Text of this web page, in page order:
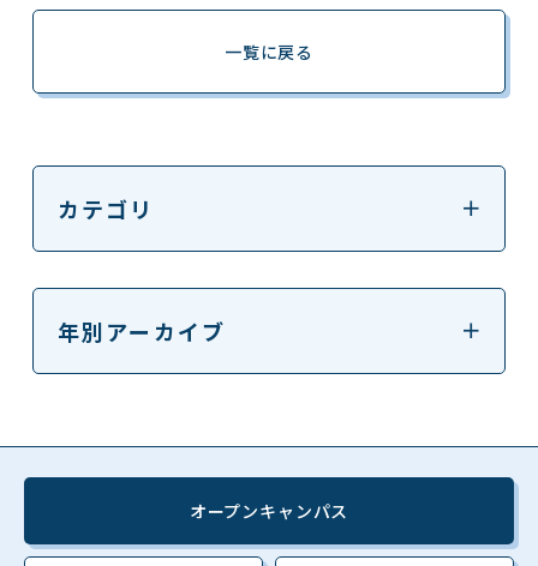
一覧に戻る
カテゴリ
年別アーカイブ
オープンキャンパス